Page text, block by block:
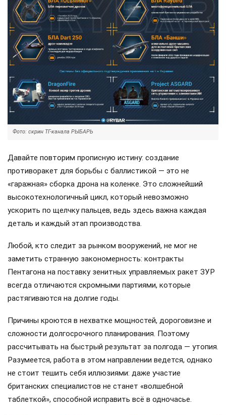
Фото: скрин ТГ-канала РЫБАРЬ
Давайте повторим прописную истину: создание
противоракет для борьбы с баллистикой — это не
«гаражная» сборка дрона на коленке. Это сложнейший
высокотехнологичный цикл, который невозможно
ускорить по щелчку пальцев, ведь здесь важна каждая
деталь и каждый этап производства.
Любой, кто следит за рынком вооружений, не мог не
заметить странную закономерность: контракты
Пентагона на поставку зенитных управляемых ракет ЗУР
всегда отличаются скромными партиями, которые
растягиваются на долгие годы.
Причины кроются в нехватке мощностей, дороговизне и
сложности долгосрочного планирования. Поэтому
рассчитывать на быстрый результат за полгода — утопия.
Разумеется, работа в этом направлении ведется, однако
не стоит тешить себя иллюзиями: даже участие
британских специалистов не станет «волшебной
таблеткой», способной исправить всё в одночасье.